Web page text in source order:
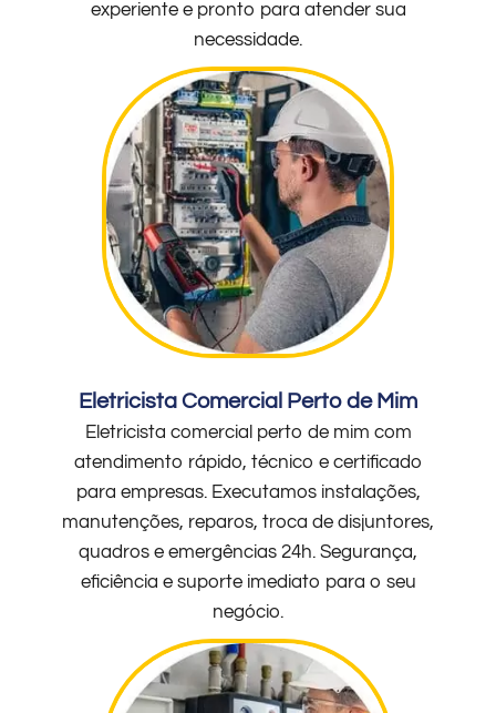
experiente e pronto para atender sua
necessidade.
Eletricista Comercial Perto de Mim
Eletricista comercial perto de mim com
atendimento rápido, técnico e certificado
para empresas. Executamos instalações,
manutenções, reparos, troca de disjuntores,
quadros e emergências 24h. Segurança,
eficiência e suporte imediato para o seu
negócio.